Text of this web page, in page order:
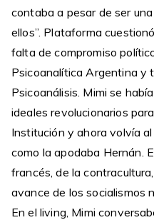
contaba a pesar de ser
ellos”. Plataforma
falta de compromiso
Psicoanalítica Argentina y
Psicoanálisis. Mimi se
ideales revolucionarios
Institución y ahora volvía
como la apodaba Hernán.
francés, de la
avance de los socialismos
En el living, Mimi